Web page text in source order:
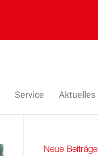
Service Aktuelles
Neue Beiträge